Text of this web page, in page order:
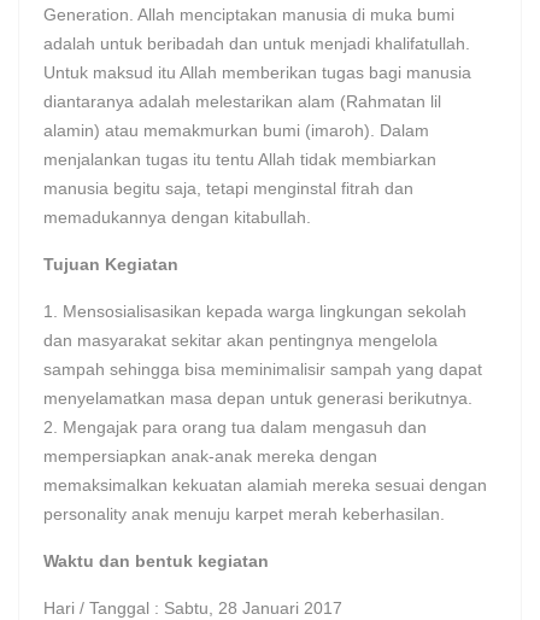
Generation. Allah menciptakan manusia di muka bumi
adalah untuk beribadah dan untuk menjadi khalifatullah.
Untuk maksud itu Allah memberikan tugas bagi manusia
diantaranya adalah melestarikan alam (Rahmatan lil
alamin) atau memakmurkan bumi (imaroh). Dalam
menjalankan tugas itu tentu Allah tidak membiarkan
manusia begitu saja, tetapi menginstal fitrah dan
memadukannya dengan kitabullah.
Tujuan Kegiatan
1. Mensosialisasikan kepada warga lingkungan sekolah
dan masyarakat sekitar akan pentingnya mengelola
sampah sehingga bisa meminimalisir sampah yang dapat
menyelamatkan masa depan untuk generasi berikutnya.
2. Mengajak para orang tua dalam mengasuh dan
mempersiapkan anak-anak mereka dengan
memaksimalkan kekuatan alamiah mereka sesuai dengan
personality anak menuju karpet merah keberhasilan.
Waktu dan bentuk kegiatan
Hari / Tanggal : Sabtu, 28 Januari 2017